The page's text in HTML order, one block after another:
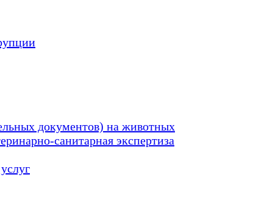
документов) на животных
санитарная экспертиза